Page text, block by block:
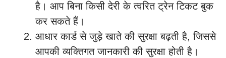
है। आप बिना किसी देरी के त्वरित ट्रेन टिकट बुक
कर सकते हैं।
आधार कार्ड से जुड़े खाते की सुरक्षा बढ़ती है, जिससे
आपकी व्यक्तिगत जानकारी की सुरक्षा होती है।